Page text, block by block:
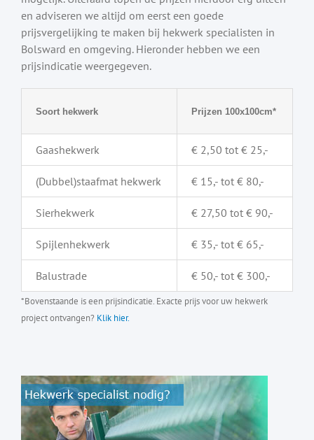
en adviseren we altijd om eerst een goede
prijsvergelijking te maken bij hekwerk specialisten in
Bolsward en omgeving. Hieronder hebben we een
prijsindicatie weergegeven.
Soort hekwerk Prijzen 100x100cm*
Gaashekwerk € 2,50 tot € 25,-
(Dubbel)staafmat hekwerk € 15,- tot € 80,-
Sierhekwerk € 27,50 tot € 90,-
Spijlenhekwerk € 35,- tot € 65,-
Balustrade € 50,- tot € 300,-
*Bovenstaande is een prijsindicatie. Exacte prijs voor uw hekwerk
project ontvangen? Klik hier.